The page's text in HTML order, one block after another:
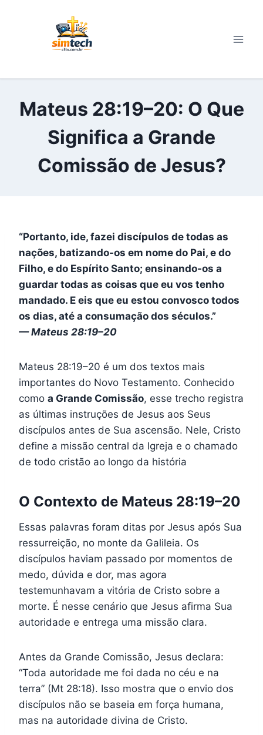
Mateus 28:19–20: O Que
Significa a Grande
Comissão de Jesus?
“Portanto, ide, fazei discípulos de todas as
nações, batizando-os em nome do Pai, e do
Filho, e do Espírito Santo; ensinando-os a
guardar todas as coisas que eu vos tenho
mandado. E eis que eu estou convosco todos
os dias, até a consumação dos séculos.”
—Mateus 28:19–20
Mateus 28:19–20 é um dos textos mais
importantes do Novo Testamento. Conhecido
como a Grande Comissão, esse trecho registra
as últimas instruções de Jesus aos Seus
discípulos antes de Sua ascensão. Nele, Cristo
define a missão central da Igreja e o chamado
de todo cristão ao longo da história
O Contexto de Mateus 28:19–20
Essas palavras foram ditas por Jesus após Sua
ressurreição, no monte da Galileia. Os
discípulos haviam passado por momentos de
medo, dúvida e dor, mas agora
testemunhavam a vitória de Cristo sobre a
morte. É nesse cenário que Jesus afirma Sua
autoridade e entrega uma missão clara.
Antes da Grande Comissão, Jesus declara:
“Toda autoridade me foi dada no céu e na
terra” (Mt 28:18). Isso mostra que o envio dos
discípulos não se baseia em força humana,
mas na autoridade divina de Cristo.